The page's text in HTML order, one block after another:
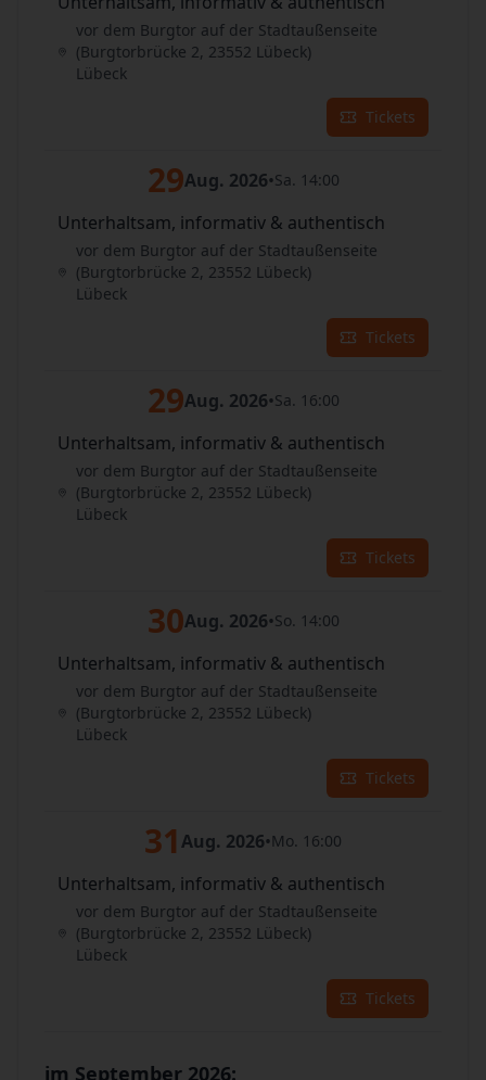
vor dem Burgtor auf der Stadtaußenseite
(Burgtorbrücke 2, 23552 Lübeck)
Lübeck
Tickets
29Aug. 2026•Sa. 14:00
Unterhaltsam, informativ & authentisch
vor dem Burgtor auf der Stadtaußenseite
(Burgtorbrücke 2, 23552 Lübeck)
Lübeck
Tickets
29Aug. 2026•Sa. 16:00
Unterhaltsam, informativ & authentisch
vor dem Burgtor auf der Stadtaußenseite
(Burgtorbrücke 2, 23552 Lübeck)
Lübeck
Tickets
30Aug. 2026•So. 14:00
Unterhaltsam, informativ & authentisch
vor dem Burgtor auf der Stadtaußenseite
(Burgtorbrücke 2, 23552 Lübeck)
Lübeck
Tickets
31 Aug. 2026•Mo. 16:00
Unterhaltsam, informativ & authentisch
vor dem Burgtor auf der Stadtaußenseite
(Burgtorbrücke 2, 23552 Lübeck)
Lübeck
Tickets
im September 2026: